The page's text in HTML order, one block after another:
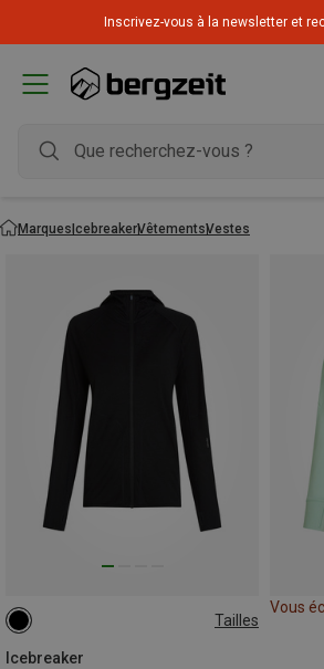
Inscrivez-vous à la newsletter et
Déstockage : 20 € offerts avec le
MarquesIcebreakerVêtementsVestes
Tailles
Icebreaker
XS
Vous